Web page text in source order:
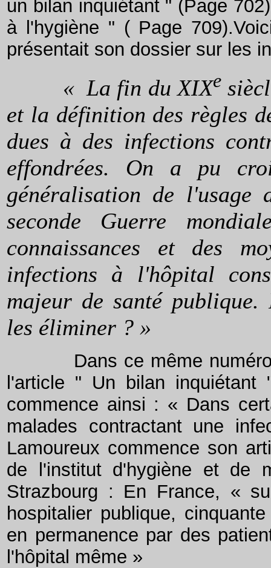
un bilan inquiétant " (Page
à l'hygiène " ( Page
présentait son dossier sur les
« La fin du XIXe
et la définition des règles
dues à des infections
effondrées. On a pu
généralisation de
seconde Guerre
connaissances et des
infections à l'hôpital
majeur de santé
les éliminer ? »
Dans ce même numéro
l'article " Un bilan inquiétant
commence ainsi : « Dans
malades contractant une
Lamoureux commence son
de l'institut d'hygiène et de
Strazbourg : En France, «
hospitalier publique,
en permanence par des
l'hôpital même »